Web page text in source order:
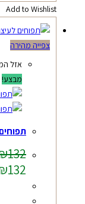
Add to Wishlist
צפייה מהירה
אזל
מבצע!
תפוחים
132